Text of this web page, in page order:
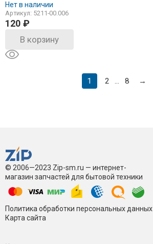
Нет в наличии
Артикул: 5211-00.006
120 ₽
В корзину
1 2 8 →
© 2006—2023 Zip-sm.ru — интернет-
магазин запчастей для бытовой техники
Политика обработки персональных данных
Карта сайта